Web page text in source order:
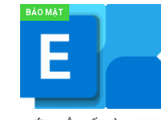
BẢO MẬT